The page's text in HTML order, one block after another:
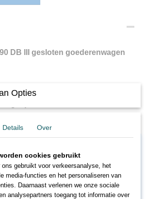
DB III gesloten goederenwagen
Opties
Details Over
cookies gebruikt
ons gebruikt voor verkeersanalyse, het
media-functies en het personaliseren van
Daarnaast verlenen we onze sociale
analysepartners toegang tot informatie over